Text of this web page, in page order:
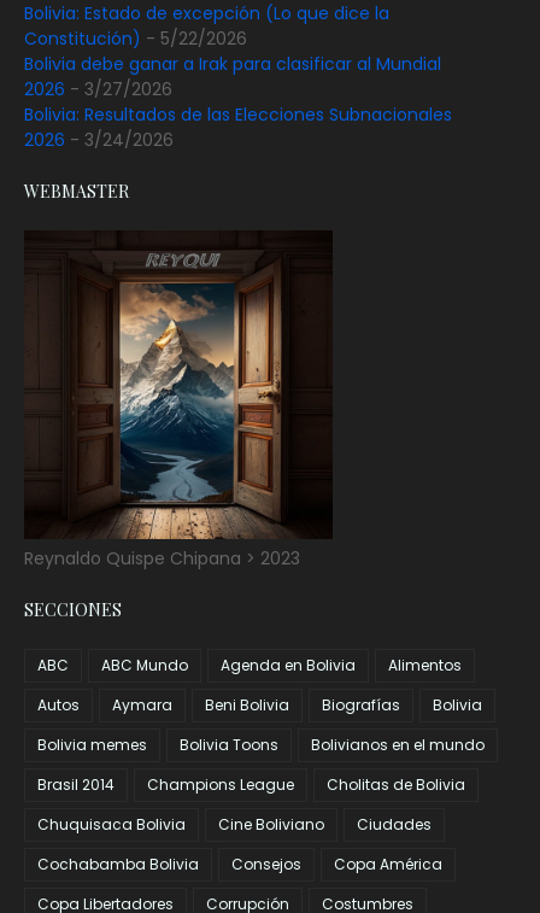
Bolivia: Estado de excepción (Lo que dice la
Constitución) - 5/22/2026
Bolivia debe ganar a Irak para clasificar al Mundial
2026 - 3/27/2026
Bolivia: Resultados de las Elecciones Subnacionales
2026 - 3/24/2026
WEBMASTER
Reynaldo Quispe Chipana > 2023
SECCIONES
ABC ABC Mundo Agenda en Bolivia
Alimentos
Autos
Aymara Beni Bolivia Biografías
Bolivia
Bolivia memes
Bolivia Toons
Bolivianos en el mundo
Brasil 2014
Champions League
Cholitas de Bolivia
Chuquisaca Bolivia
Cine Boliviano
Ciudades
Cochabamba Bolivia
Consejos
Copa América
Copa Libertadores
Corrupción
Costumbres